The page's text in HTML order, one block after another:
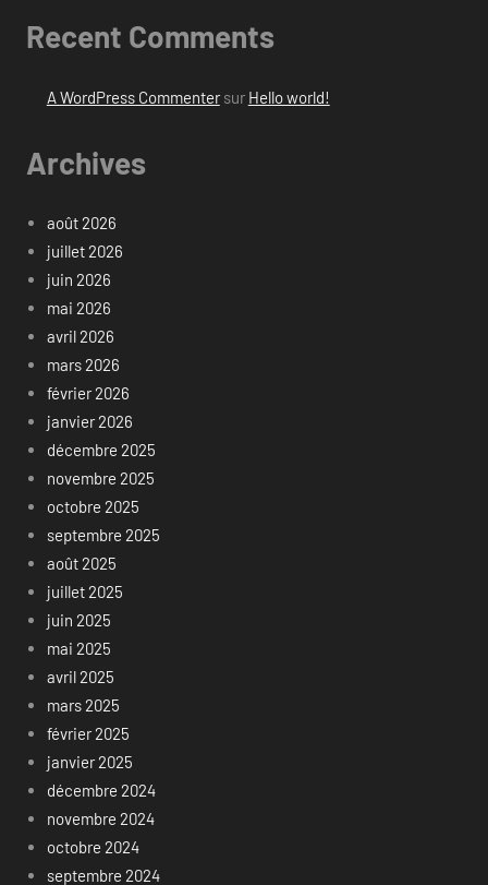
Recent Comments
A WordPress Commentersur Hello world!
Archives
août 2026
juillet 2026
juin 2026
mai 2026
avril 2026
mars 2026
février 2026
janvier 2026
décembre 2025
novembre 2025
octobre 2025
septembre 2025
août 2025
juillet 2025
juin 2025
mai 2025
avril 2025
mars 2025
février 2025
janvier 2025
décembre 2024
novembre 2024
octobre 2024
septembre 2024